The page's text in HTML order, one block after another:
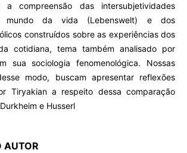
compreensão das intersubjetividades
mundo da vida (Lebenswelt) e dos
construídos sobre as experiências dos
cotidiana, tema também analisado por
sua sociologia fenomenológica. Nossas
modo, buscam apresentar reflexões
Tiryakian a respeito dessa comparação
e Husserl
AUTOR